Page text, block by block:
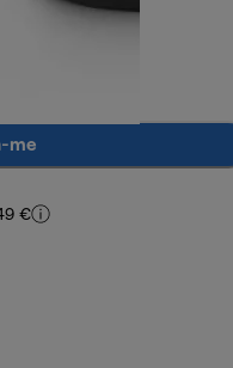
529,90 €
me
€